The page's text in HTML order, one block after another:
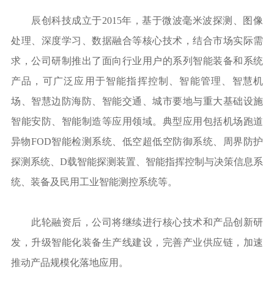
辰创科技成立于2015年，基于微波毫米波探测、图像
处理、深度学习、数据融合等核心技术，结合市场实际需
求，公司研制推出了面向行业用户的系列智能装备和系统
产品，可广泛应用于智能指挥控制、智能管理、智慧机
场、智慧边防海防、智能交通、城市要地与重大基础设施
智能安防、智能制造等应用领域。典型应用包括机场跑道
异物FOD智能检测系统、低空超低空防御系统、周界防护
探测系统、D载智能探测装置、智能指挥控制与决策信息系
统、装备及民用工业智能测控系统等。
此轮融资后，公司将继续进行核心技术和产品创新研
发，升级智能化装备生产线建设，完善产业供应链，加速
推动产品规模化落地应用。